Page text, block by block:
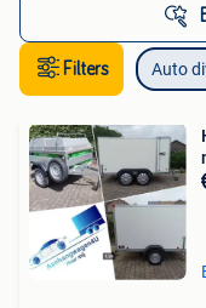
Filters Auto